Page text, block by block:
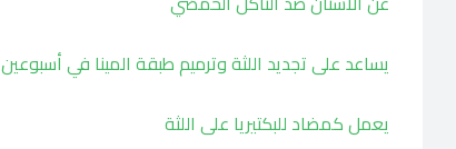
يساعد على تجديد اللثة وترميم طبقة المينا في أسبوعين
يعمل كمضاد للبكتيريا على اللثة